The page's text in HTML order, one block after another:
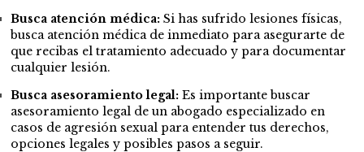
Busca atención médica: Si has sufrido lesiones físicas,
busca atención médica de inmediato para asegurarte de
que recibas el tratamiento adecuado y para documentar
cualquier lesión.
Busca asesoramiento legal: Es importante buscar
asesoramiento legal de un abogado especializado en
casos de agresión sexual para entender tus derechos,
opciones legales y posibles pasos a seguir.